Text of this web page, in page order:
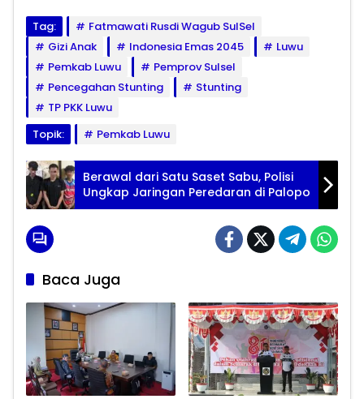
Tag:
Fatmawati Rusdi Wagub SulSel
Gizi Anak
Indonesia Emas 2045
Luwu
Pemkab Luwu
Pemprov Sulsel
Pencegahan Stunting
Stunting
TP PKK Luwu
Topik:
Pemkab Luwu
Berawal dari Satu Saset Sabu, Polisi
Ungkap Jaringan Peredaran di Palopo
Baca Juga